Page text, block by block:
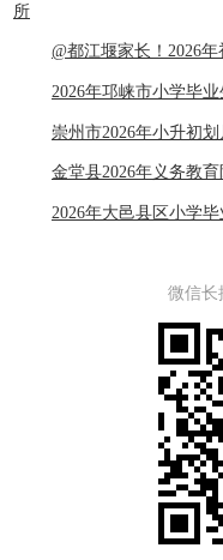
所
@都江堰家长！2026
2026年邛崃市小学毕
崇州市2026年小升初划
金堂县2026年义务教
2026年大邑县区小学
微信长